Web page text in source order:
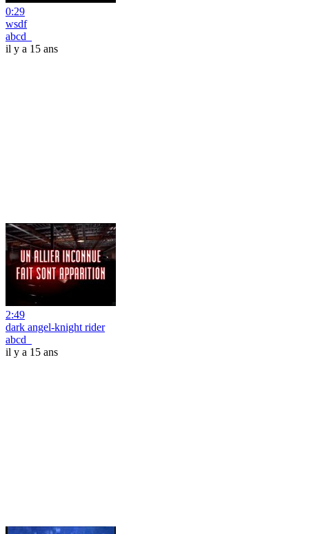
0:29
wsdf
abcd_
il y a 15 ans
2:49
dark angel-knight rider
abcd_
il y a 15 ans